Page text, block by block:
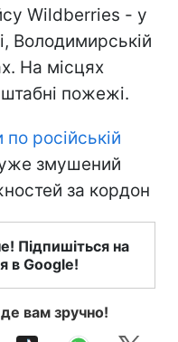
Wildberries - у
Володимирській
На місцях
пожежі.
російській
змушений
за кордон
Підпишіться на
в Google!
вам зручно!